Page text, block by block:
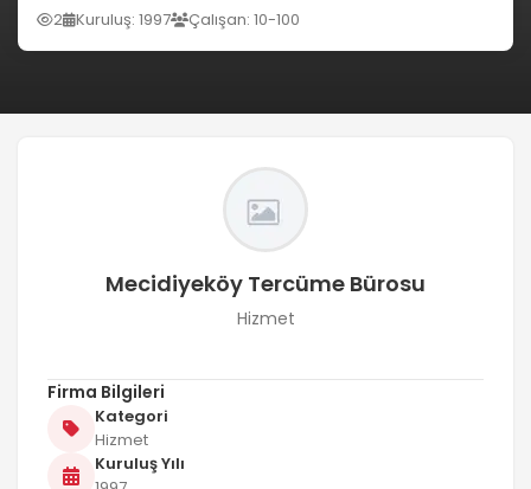
2 Kuruluş: 1997 Çalışan: 10-100
Mecidiyeköy Tercüme Bürosu
Hizmet
Firma Bilgileri
Kategori
Hizmet
Kuruluş Yılı